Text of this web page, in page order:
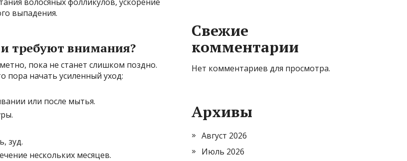
выпадения.
требуют внимания?
пока не станет слишком поздно.
пора начать усиленный уход:
или после мытья.
зуд.
нескольких месяцев.
Свежие
комментарии
Нет комментариев для просмотра.
Архивы
Август 2026
Июль 2026